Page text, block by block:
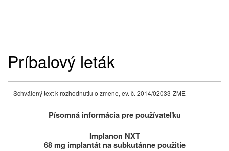
Príbalový leták
Schválený text k rozhodnutiu o zmene, ev. č. 2014/02033-ZME
Písomná informácia pre používateľku
Implanon NXT
68mg implantát na subkutánne použitie